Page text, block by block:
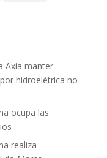
Axia manter
hidroelétrica no
ocupa las
realiza